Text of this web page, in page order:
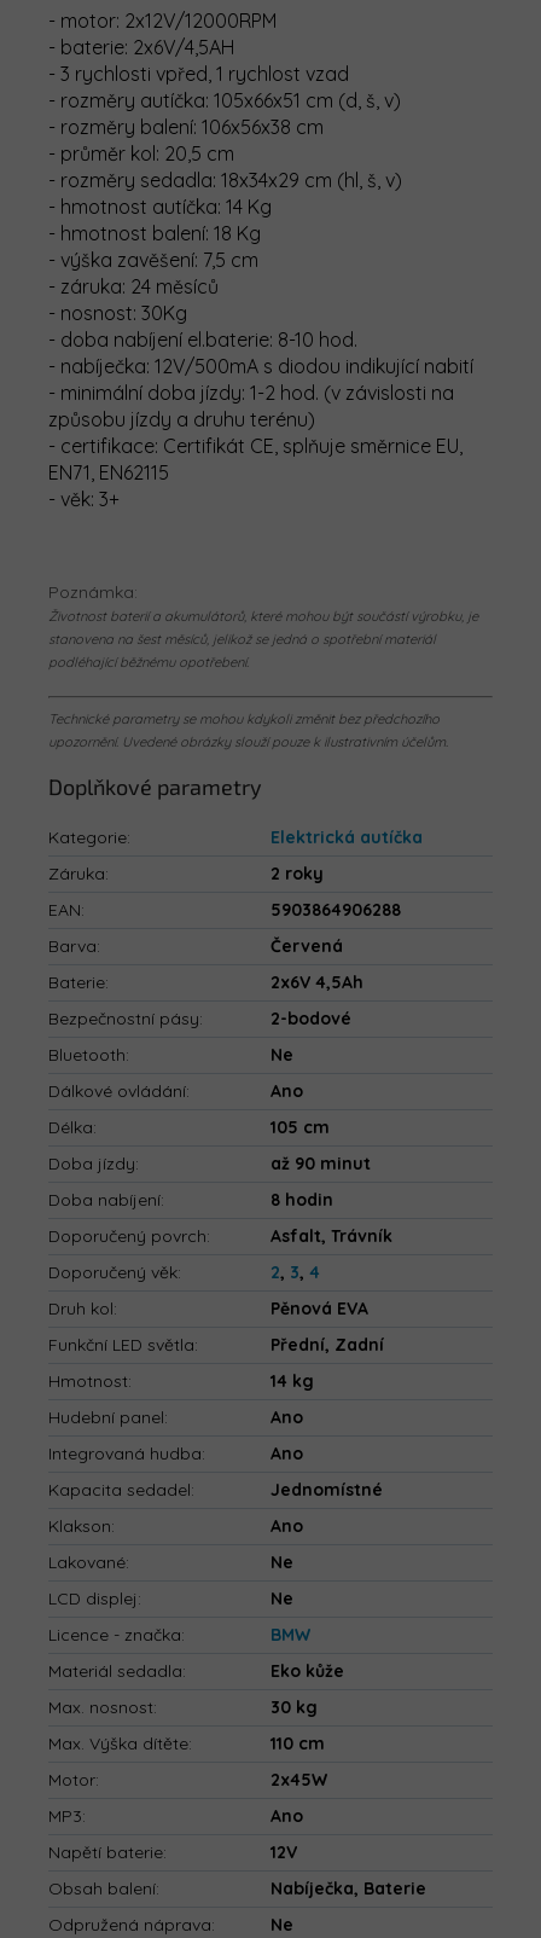
- motor: 2x12V/12000RPM
- baterie: 2x6V/4,5AH
- 3 rychlosti vpřed, 1 rychlost vzad
- rozměry autíčka: 105x66x51 cm (d, š, v)
- rozměry balení: 106x56x38 cm
- průměr kol: 20,5 cm
- rozměry sedadla: 18x34x29 cm (hl, š, v)
- hmotnost autíčka: 14 Kg
- hmotnost balení: 18 Kg
- výška zavěšení: 7,5 cm
- záruka: 24 měsíců
- nosnost: 30Kg
- doba nabíjení el.baterie: 8-10 hod.
- nabíječka: 12V/500mA s diodou indikující nabití
- minimální doba jízdy: 1-2 hod. (v závislosti na
způsobu jízdy a druhu terénu)
- certifikace: Certifikát CE, splňuje směrnice EU,
EN71, EN62115
- věk: 3+
Poznámka:
Životnost baterií a akumulátorů, které mohou být součástí výrobku, je
stanovena na šest měsíců, jelikož se jedná o spotřební materiál
podléhající běžnému opotřebení.
Technické parametry se mohou kdykoli změnit bez předchozího
upozornění. Uvedené obrázky slouží pouze k ilustrativním účelům.
Doplňkové parametry
Kategorie:
Elektrická autíčka
Záruka:
2 roky
EAN:
5903864906288
Barva:
Červená
Baterie:
2x6V 4,5Ah
Bezpečnostní pásy:
2-bodové
Bluetooth:
Ne
Dálkové ovládání:
Ano
Délka:
105 cm
Doba jízdy:
až 90 minut
Doba nabíjení:
8 hodin
Doporučený povrch:
Asfalt, Trávník
Doporučený věk: 2, 3, 4
Druh kol:
Pěnová EVA
Funkční LED světla:
Přední, Zadní
Hmotnost:
14 kg
Hudební panel:
Ano
Integrovaná hudba:
Ano
Kapacita sedadel:
Jednomístné
Klakson:
Ano
Lakované:
Ne
LCD displej:
Ne
Licence - značka:
BMW
Materiál sedadla:
Eko kůže
Max. nosnost:
30 kg
Max. Výška dítěte:
110 cm
Motor:
2x45W
MP3:
Ano
Napětí baterie:
12V
Obsah balení:
Nabíječka, Baterie
Odpružená náprava:
Ne